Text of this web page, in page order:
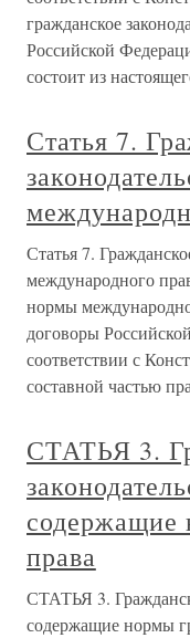
гражданское
Российской
состоит из
Статья 7.
Статья 7.
международного
нормы
договоры
соответствии с
составной частью
СТАТЬЯ 3.
содержащие
права
СТАТЬЯ 3.
содержащие нормы